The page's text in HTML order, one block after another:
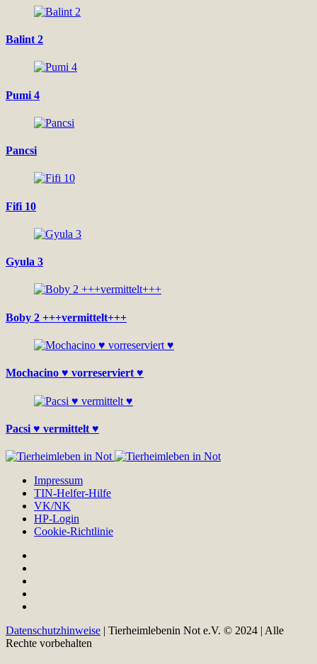
Balint 2
Pumi 4
Pancsi
Fifi 10
Gyula 3
Boby 2 +++vermittelt+++
Mochacino ♥ vorreserviert ♥
Pacsi ♥ vermittelt ♥
Impressum
TIN-Helfer-Hilfe
VK/NK
HP-Login
Cookie-Richtlinie
Datenschutzhinweise | Tierheimlebenin Not e.V. © 2024 | Alle
Rechte vorbehalten